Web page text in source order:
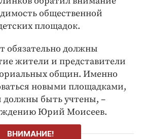
общественной
площадок.
обязательно должны
жители и представители
общин. Именно
новыми площадками,
должны быть учтены, –
Юрий Моисеев.
ВНИМАНИЕ!